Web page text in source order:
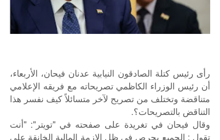
رأى رئيس كتلة الصادقون النيابية عدنان فيحان، الأربعاء،
أن رئيس الوزراء الكاظمي تصريحاته مع فريقه الإعلامي
متناقضة وتختلف من تصريح لآخر متسائلاً كيف نفسر هذا
التناقض بالتصريحات؟.
وقال فيحان في تغريدة على صفحته في "تويتر": "أنت
تقول : الجميع يحرص في ظل الازمة المالية الخانقة على